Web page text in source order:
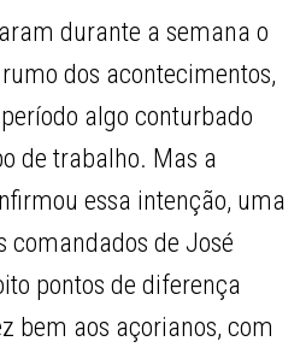
durante a semana o
dos acontecimentos,
algo conturbado
de trabalho. Mas a
essa intenção, uma
comandados de José
pontos de diferença
bem aos açorianos, com